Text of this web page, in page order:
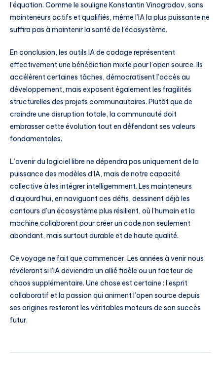
l’équation. Comme le souligne Konstantin Vinogradov, sans
mainteneurs actifs et qualifiés, même l’IA la plus puissante ne
suffira pas à maintenir la santé de l’écosystème.
En conclusion, les outils IA de codage représentent
effectivement une bénédiction mixte pour l’open source. Ils
accélèrent certaines tâches, démocratisent l’accès au
développement, mais exposent également les fragilités
structurelles des projets communautaires. Plutôt que de
craindre une disruption totale, la communauté doit
embrasser cette évolution tout en défendant ses valeurs
fondamentales.
L’avenir du logiciel libre ne dépendra pas uniquement de la
puissance des modèles d’IA, mais de notre capacité
collective à les intégrer intelligemment. Les mainteneurs
d’aujourd’hui, en naviguant ces défis, dessinent déjà les
contours d’un écosystème plus résilient, où l’humain et la
machine collaborent pour créer un code non seulement
abondant, mais surtout durable et de haute qualité.
Ce voyage ne fait que commencer. Les années à venir nous
révéleront si l’IA deviendra un allié fidèle ou un facteur de
chaos supplémentaire. Une chose est certaine : l’esprit
collaboratif et la passion qui animent l’open source depuis
ses origines resteront les véritables moteurs de son succès
futur.